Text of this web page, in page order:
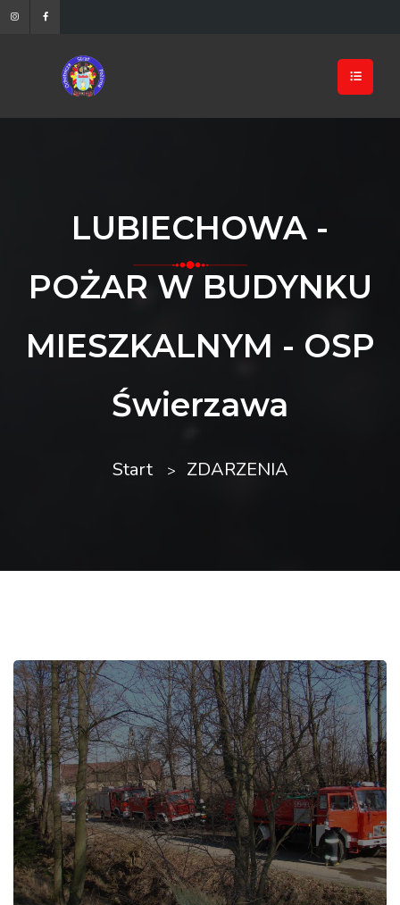
LUBIECHOWA -
POŻAR W BUDYNKU
MIESZKALNYM - OSP
Świerzawa
Start ZDARZENIA